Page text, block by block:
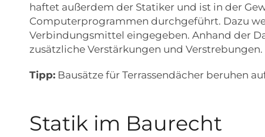
haftet außerdem der Statiker und ist in der
Computerprogrammen durchgeführt. Dazu
Verbindungsmittel eingegeben. Anhand der
zusätzliche Verstärkungen und Verstrebungen.
Tipp: Bausätze für Terrassendächer beruhen
Statik im Baurecht